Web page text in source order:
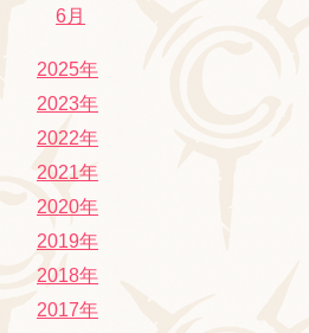
6月
2025年
2023年
2022年
2021年
2020年
2019年
2018年
2017年